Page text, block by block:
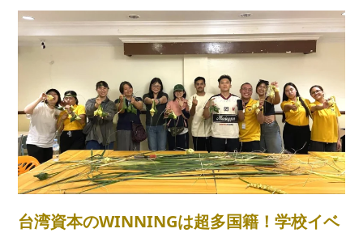
台湾資本のWINNINGは超多国籍！学校イベ